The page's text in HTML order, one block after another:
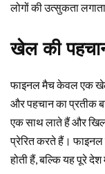
लोगों की उत्सुकता
खेल की
फाइनल मैच केवल एक खेल
और पहचान का प्रतीक
एक साथ लाते हैं और
प्रेरित करते हैं। फाइनल
होती हैं, बल्कि यह पूरे